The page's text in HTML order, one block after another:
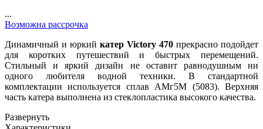
...
Возможна рассрочка
Динамичный и юркий катер Victory 470 прекрасно подойдет
для коротких путешествий и быстрых перемещений.
Стильный и яркий дизайн не оставит равнодушным ни
одного любителя водной техники. В стандартной
комплектации используется сплав АМг5М (5083). Верхняя
часть катера выполнена из стеклопластика высокого качества.
Развернуть